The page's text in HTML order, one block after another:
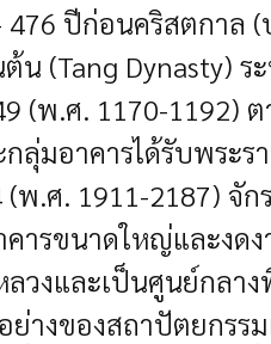
ปีก่อนคริสตกาล
น (Tang Dynasty)
(พ.ศ. 1170-1192)
ลุ่มอาคารได้รับพร
พ.ศ. 1911-2187) จั
คารขนาดใหญ่และง
ลวงและเป็นศูนย์กล
ย่างของสถาปัตยกร